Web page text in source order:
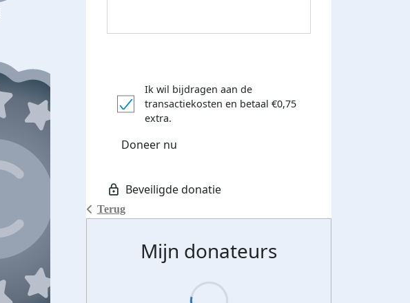
verdiend
Terug
Ik wil bijdragen aan de
transactiekosten en betaal €0,75
extra.
Doneer nu
Mijn donateurs